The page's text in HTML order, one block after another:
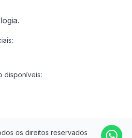
disponíveis:
os direitos reservados